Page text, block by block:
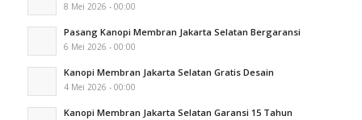
8 Mei 2026 - 00:00
Pasang Kanopi Membran Jakarta Selatan Bergaransi
6 Mei 2026 - 00:00
Kanopi Membran Jakarta Selatan Gratis Desain
4 Mei 2026 - 00:00
Kanopi Membran Jakarta Selatan Garansi 15 Tahun